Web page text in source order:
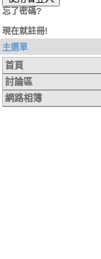
忘了密碼?
現在就註冊!
主選單
首頁
討論區
網路相簿